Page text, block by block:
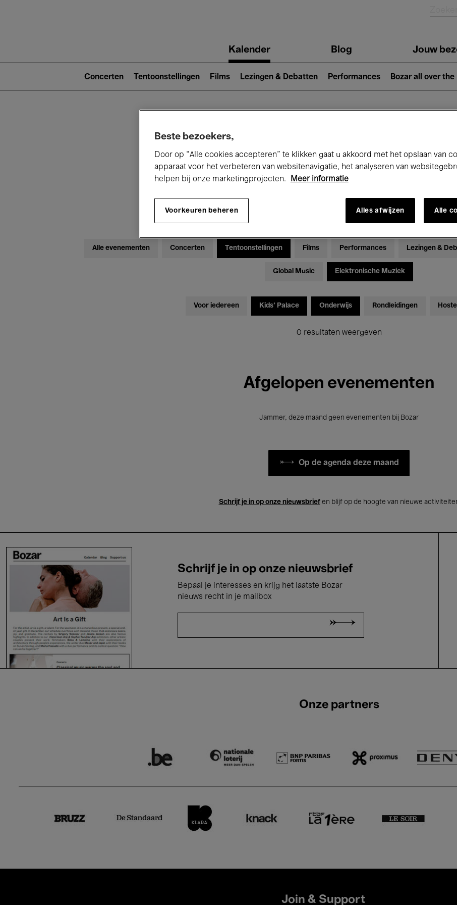
navigationKalender Blog Jouw
2)
Concerten Tentoonstellingen Films Lezingen & Debatten Performances Bozar all over the
Alle evenementen Concerten Tentoonstellingen Films Performances Lezingen &
Global Music Elektronische Muziek
Voor iedereen Kids’ Palace Onderwijs Rondleidingen
0 resultaten weergeven
Afgelopen evenementen
Jammer, deze maand geen evenementen bij Bozar
Op de agenda deze maand
Schrijf je in op onze nieuwsbriefen blijf op de hoogte van nieuwe
Schrijf je in op onze nieuwsbrief
Bepaal je interesses en krijg het laatste Bozar
nieuws recht in je mailbox
Onze partners
Join & Support
Beste bezoekers,
Door op “Alle cookies accepteren” te klikken gaat u akkoord met het opslaan van
apparaat voor het verbeteren van websitenavigatie, het analyseren van
helpen bij onze marketingprojecten.
Meer informatie
Voorkeuren beheren Alles afwijzen Alle